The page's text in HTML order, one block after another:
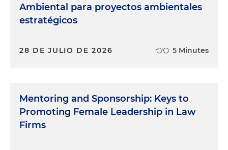
Ambiental para proyectos ambientales
estratégicos
28 DE JULIO DE 2026 5 Minutes
Mentoring and Sponsorship: Keys to
Promoting Female Leadership in Law
Firms